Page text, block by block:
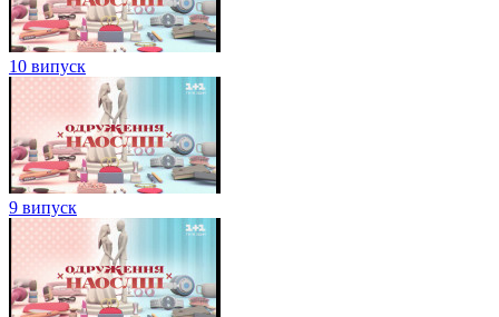
10 випуск
9 випуск